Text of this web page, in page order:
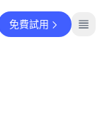
免費試用